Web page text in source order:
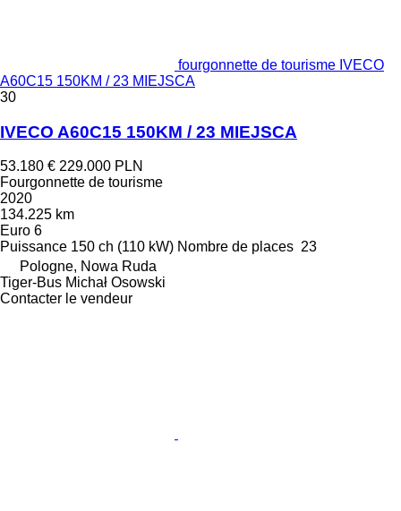
fourgonnette de tourisme IVECO
A60C15 150KM / 23 MIEJSCA
30
IVECO A60C15 150KM / 23 MIEJSCA
53.180 € 229.000 PLN
Fourgonnette de tourisme
2020
134.225 km
Euro 6
Puissance 150 ch (110 kW) Nombre de places 23
Pologne, Nowa Ruda
Tiger-Bus Michał Osowski
Contacter le vendeur